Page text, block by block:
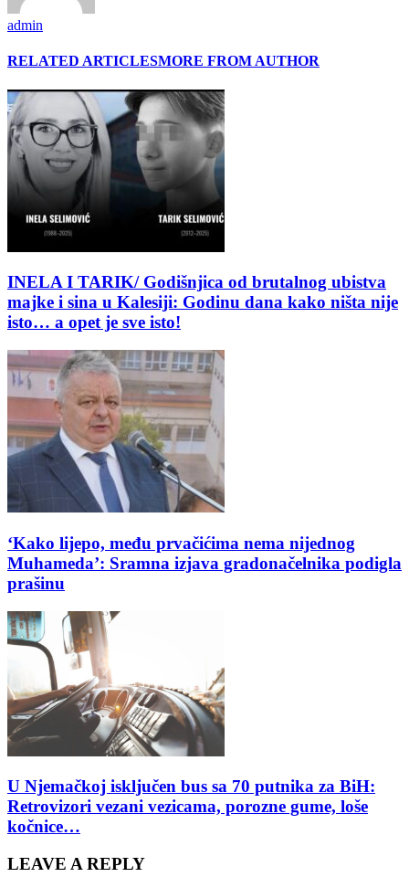
admin
RELATED ARTICLESMORE FROM AUTHOR
INELA I TARIK/ Godišnjica od brutalnog ubistva
majke i sina u Kalesiji: Godinu dana kako ništa nije
isto… a opet je sve isto!
‘Kako lijepo, među prvačićima nema nijednog
Muhameda’: Sramna izjava gradonačelnika podigla
prašinu
U Njemačkoj isključen bus sa 70 putnika za BiH:
Retrovizori vezani vezicama, porozne gume, loše
kočnice…
LEAVE A REPLY